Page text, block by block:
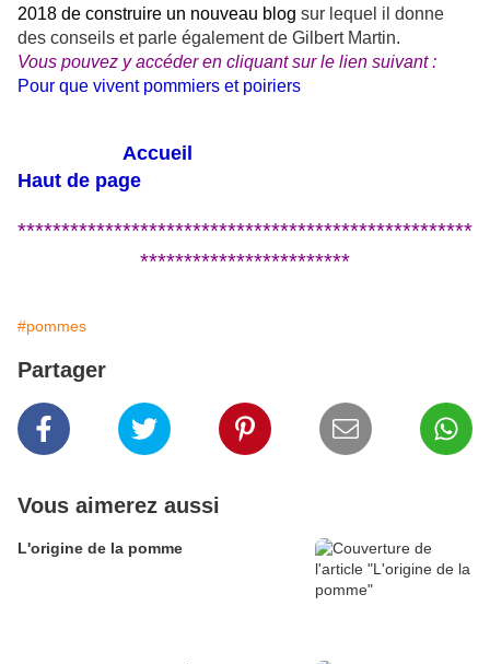
2018 de construire un nouveau blog sur lequel il donne
des conseils et parle également de Gilbert Martin.
Vous pouvez y accéder en cliquant sur le lien suivant :
Pour que vivent pommiers et poiriers
Accueil
Haut de page
****************************************************
************************
#pommes
Partager
Vous aimerez aussi
L'origine de la pomme